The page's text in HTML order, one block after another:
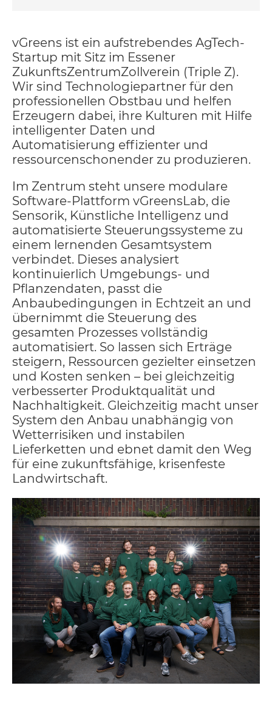
vGreens ist ein aufstrebendes AgTech-
Startup mit Sitz im Essener
ZukunftsZentrumZollverein (Triple Z).
Wir sind Technologiepartner für den
professionellen Obstbau und helfen
Erzeugern dabei, ihre Kulturen mit Hilfe
intelligenter Daten und
Automatisierung effizienter und
ressourcenschonender zu produzieren.
Im Zentrum steht unsere modulare
Software-Plattform vGreensLab, die
Sensorik, Künstliche Intelligenz und
automatisierte Steuerungssysteme zu
einem lernenden Gesamtsystem
verbindet. Dieses analysiert
kontinuierlich Umgebungs- und
Pflanzendaten, passt die
Anbaubedingungen in Echtzeit an und
übernimmt die Steuerung des
gesamten Prozesses vollständig
automatisiert. So lassen sich Erträge
steigern, Ressourcen gezielter einsetzen
und Kosten senken – bei gleichzeitig
verbesserter Produktqualität und
Nachhaltigkeit. Gleichzeitig macht unser
System den Anbau unabhängig von
Wetterrisiken und instabilen
Lieferketten und ebnet damit den Weg
für eine zukunftsfähige, krisenfeste
Landwirtschaft.